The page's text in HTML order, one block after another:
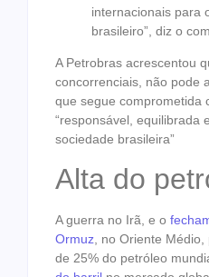
internacionais para
brasileiro”, diz o
A Petrobras acrescentou
concorrenciais, não pode
que segue comprometida
“responsável, equilibrada
sociedade brasileira”
Alta do
A guerra no Irã, e o
Ormuz, no Oriente
de 25% do petróleo